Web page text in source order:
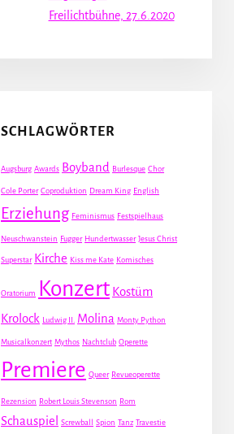
Freilichtbühne, 27.6.2020
SCHLAGWÖRTER
Augsburg Awards Boyband Burlesque Chor
Cole Porter Coproduktion Dream King English
Erziehung Feminismus Festspielhaus
Neuschwanstein Fugger Hundertwasser Jesus Christ
Superstar Kirche Kiss me Kate Komisches
Oratorium Konzert Kostüm
Krolock Ludwig II. Molina Monty Python
Musicalkonzert Mythos Nachtclub Operette
Premiere Queer Revueoperette
Rezension Robert Louis Stevenson Rom
Schauspiel Screwball Spion Tanz Travestie